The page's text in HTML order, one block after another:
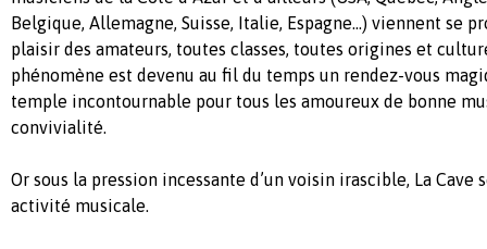
Belgique, Allemagne, Suisse, Italie, Espagne…) viennent se
plaisir des amateurs, toutes classes, toutes origines et
phénomène est devenu au fil du temps un rendez-vous
temple incontournable pour tous les amoureux de bonne
convivialité.
Or sous la pression incessante d’un voisin irascible, La
activité musicale.